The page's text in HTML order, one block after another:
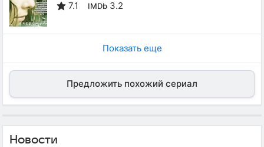
7.1 IMDb 3.2
Показать еще
Предложить похожий сериал
Новости